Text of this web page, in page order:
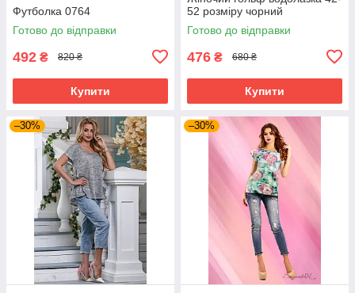
Футболка 0764
Готово до відправки
492 ₴ 820 ₴
Купити
52 розміру чорний
Готово до відправки
476 ₴ 680 ₴
Купити
–30% –30%